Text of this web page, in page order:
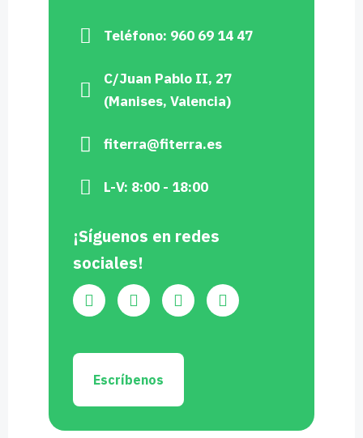
Teléfono: 960 69 14 47
C/Juan Pablo II, 27
(Manises, Valencia)
fiterra@fiterra.es
L-V: 8:00 - 18:00
¡Síguenos en redes
sociales!
Escríbenos